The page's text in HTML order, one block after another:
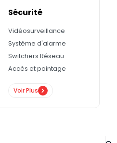
Sécurité
Vidéosurveillance
Système d'alarme
Switchers Réseau
Accès et pointage
Voir Plus